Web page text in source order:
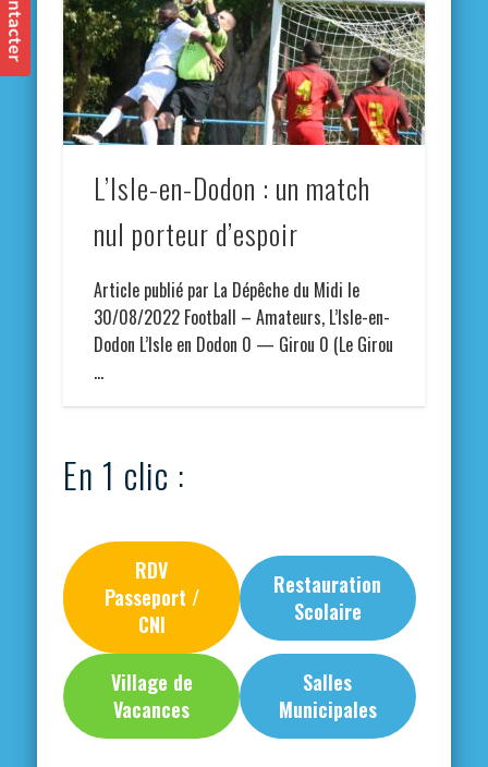
L’Isle-en-Dodon : un match
nul porteur d’espoir
Article publié par La Dépêche du Midi le
30/08/2022 Football – Amateurs, L’Isle-en-
Dodon L’Isle en Dodon 0 — Girou 0 (Le Girou
…
En 1 clic :
RDV
Passeport /
CNI
Restauration
Scolaire
Village de
Vacances
Salles
Municipales